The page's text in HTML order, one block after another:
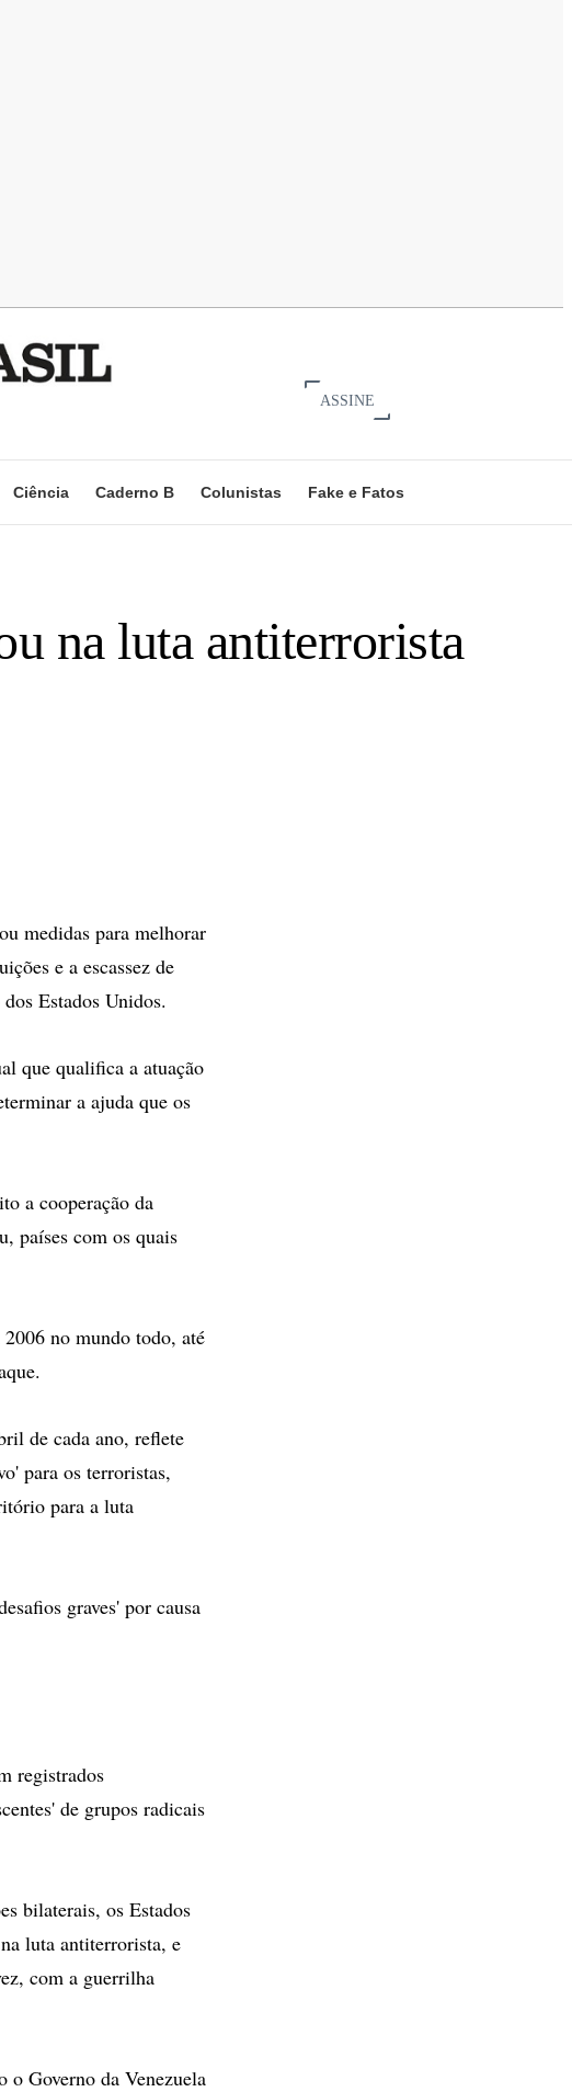
ASSINE
Ciência Caderno B Colunistas Fake e Fatos
na luta antiterrorista
medidas para melhorar
e a escassez de
Estados Unidos.
que qualifica a atuação
a ajuda que os
a cooperação da
países com os quais
no mundo todo, até
de cada ano, reflete
para os terroristas,
para a luta
graves' por causa
registrados
de grupos radicais
bilaterais, os Estados
luta antiterrorista, e
com a guerrilha
o Governo da Venezuela